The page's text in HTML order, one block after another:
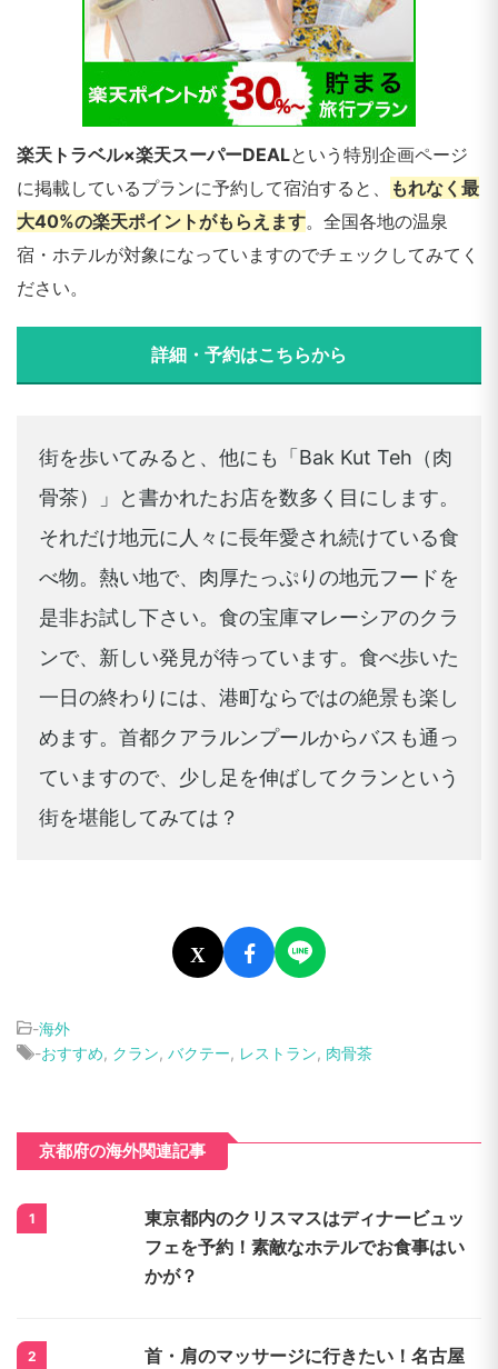
楽天トラベル×楽天スーパーDEALという特別企画ページ
に掲載しているプランに予約して宿泊すると、
もれなく最
大40%の楽天ポイントがもらえます。全国各地の温泉
宿・ホテルが対象になっていますのでチェックしてみてく
ださい。
詳細・予約はこちらから
街を歩いてみると、他にも「Bak Kut Teh（肉
骨茶）」と書かれたお店を数多く目にします。
それだけ地元に人々に長年愛され続けている食
べ物。熱い地で、肉厚たっぷりの地元フードを
是非お試し下さい。食の宝庫マレーシアのクラ
ンで、新しい発見が待っています。食べ歩いた
一日の終わりには、港町ならではの絶景も楽し
めます。首都クアラルンプールからバスも通っ
ていますので、少し足を伸ばしてクランという
街を堪能してみては？
X
-海外
-おすすめ, クラン, バクテー, レストラン, 肉骨茶
京都府の海外関連記事
1
東京都内のクリスマスはディナービュッ
フェを予約！素敵なホテルでお食事はい
かが？
2 首・肩のマッサージに行きたい！名古屋